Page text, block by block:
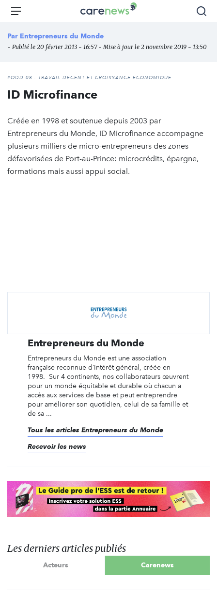
Aller
principal
Carenews,
média
des
l'engagement
Menu
Par Entrepreneurs du Monde
- Publié le 20 février 2013 - 16:57 - Mise à jour le 2 novembre 2019 - 13:50
#ODD 08 : TRAVAIL DÉCENT ET CROISSANCE ÉCONOMIQUE
ID Microfinance
Créée en 1998 et soutenue depuis 2003 par
Entrepreneurs du Monde, ID Microfinance accompagne
plusieurs milliers de micro-entrepreneurs des zones
défavorisées de Port-au-Prince: microcrédits, épargne,
formations mais aussi appui social.
Entrepreneurs du Monde
Entrepreneurs du Monde est une association
française reconnue d’intérêt général, créée en
1998. Sur 4 continents, nos collaborateurs œuvrent
pour un monde équitable et durable où chacun a
accès aux services de base et peut entreprendre
pour améliorer son quotidien, celui de sa famille et
de sa ...
Tous les articles Entrepreneurs du Monde
Recevoir les news
Les derniers articles publiés
Acteurs Carenews